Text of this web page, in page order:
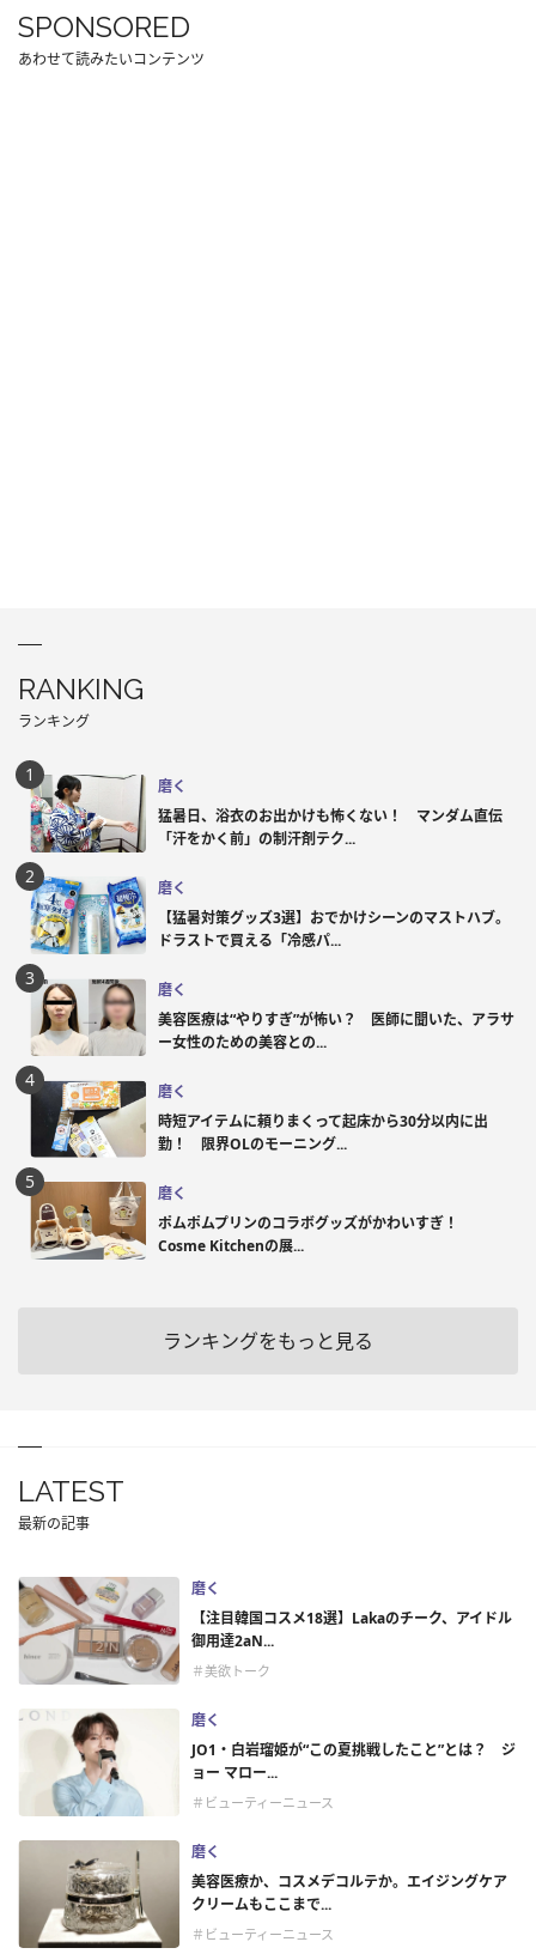
SPONSORED
あわせて読みたいコンテンツ
RANKING
ランキング
磨く
猛暑日、浴衣のお出かけも怖くない！ マンダム直伝
「汗をかく前」の制汗剤テク...
磨く
【猛暑対策グッズ3選】おでかけシーンのマストハブ。
ドラストで買える「冷感パ...
磨く
美容医療は“やりすぎ”が怖い？ 医師に聞いた、アラサ
ー女性のための美容との...
磨く
時短アイテムに頼りまくって起床から30分以内に出
勤！ 限界OLのモーニング...
磨く
ポムポムプリンのコラボグッズがかわいすぎ！
Cosme Kitchenの展...
ランキングをもっと見る
LATEST
最新の記事
磨く
【注目韓国コスメ18選】Lakaのチーク、アイドル
御用達2aN...
＃美欲トーク
磨く
JO1・白岩瑠姫が“この夏挑戦したこと”とは？ ジ
ョー マロー...
＃ビューティーニュース
磨く
美容医療か、コスメデコルテか。エイジングケア
クリームもここまで...
＃ビューティーニュース